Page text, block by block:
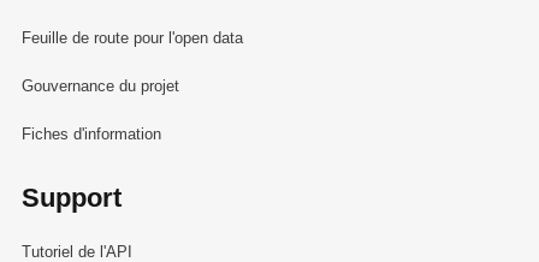
Feuille de route pour l'open data
Gouvernance du projet
Fiches d'information
Support
Tutoriel de l'API